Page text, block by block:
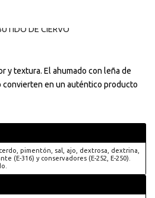
y textura. El ahumado con leña de
convierten en un auténtico producto
pimentón, sal, ajo, dextrosa, dextrina,
(E-316) y conservadores (E-252, E-250).